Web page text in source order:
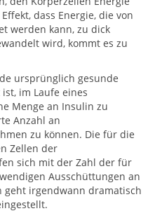
dass Energie, die von
werden kann, zu dick
wird, kommt es zu
ursprünglich gesunde
im Laufe eines
Menge an Insulin zu
Anzahl an
zu können. Die für die
Zellen der
sich mit der Zahl der für
Ausschüttungen an
irgendwann dramatisch